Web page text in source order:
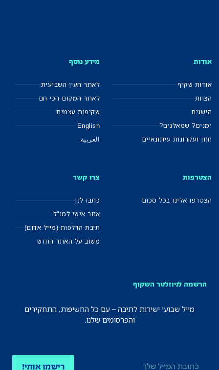
אודות
אודות שקוף
הצוות
הישגים
ימנים? שמאלנים?
חזון ועקרונות עיתונאיים
מידע נוסף
לאתר העין השביעית
לאתר המקום הכי חם
שקיפות עצמית
English
العربية
הצטרפות
הצטרפו אלינו בכל סכום
צרו קשר
כתבו לנו
אזור אישי למו"ל
תיבת הדלפות (מייל אדום)
משוב על האתר החדש
הרשמה לניוזלטר השקוף
מייל שבועי ישירות לתיבה – עם כל החשיפות, התחקירים
והפרסומים שלנו.
רישמו אותי!